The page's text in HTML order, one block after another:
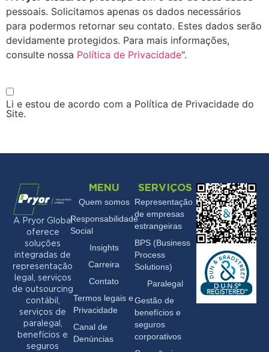
pessoais. Solicitamos apenas os dados necessários
para podermos retornar seu contato. Estes dados serão
devidamente protegidos. Para mais informações,
consulte nossa Política de Privacidade".
Li e estou de acordo com a Política de Privacidade do
Site.
A Pryor Global
oferece
soluções
integradas de
representação
legal, serviços
de outsourcing
contábil,
serviços de
paralegal,
benefícios e
seguros
MENU
Quem somos
Responsabilidade
Social
Insights
Carreira
Contato
Termos legais e
Privacidade
Canal de
Denúncias
SERVIÇOS
Representação
de empresas
estrangeiras
BPS (Business
Process
Solutions)
Paralegal
Gestão de
benefícios e
seguros
corporativos